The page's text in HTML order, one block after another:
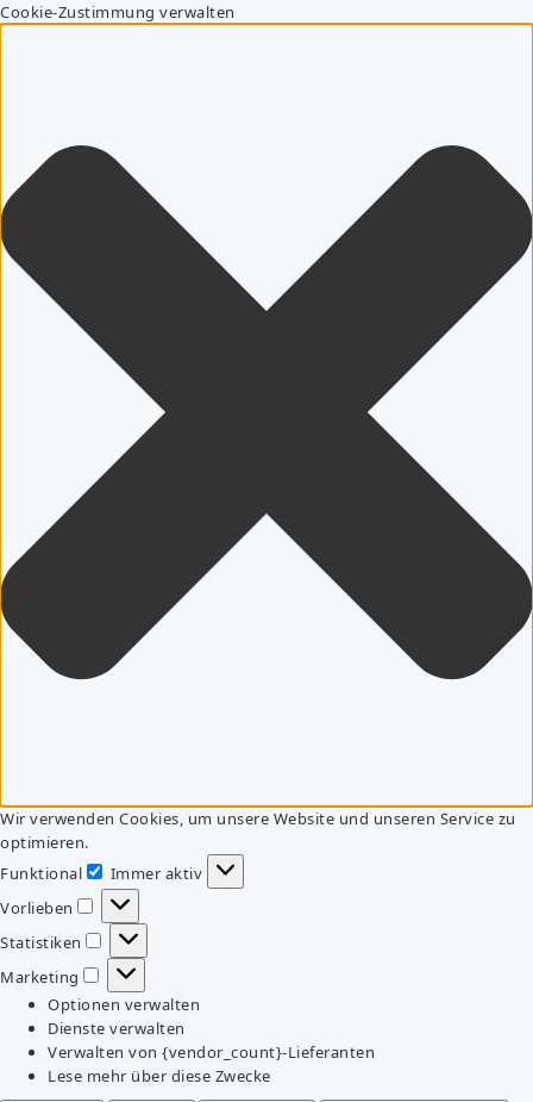
Cookie-Zustimmung verwalten
Wir verwenden Cookies, um unsere Website und unseren Service zu
optimieren.
Funktional
Funktional
Immer aktiv
Vorlieben
Vorlieben
Statistiken
Statistiken
Marketing
Marketing
Optionen verwalten
Dienste verwalten
Verwalten von {vendor_count}-Lieferanten
Lese mehr über diese Zwecke